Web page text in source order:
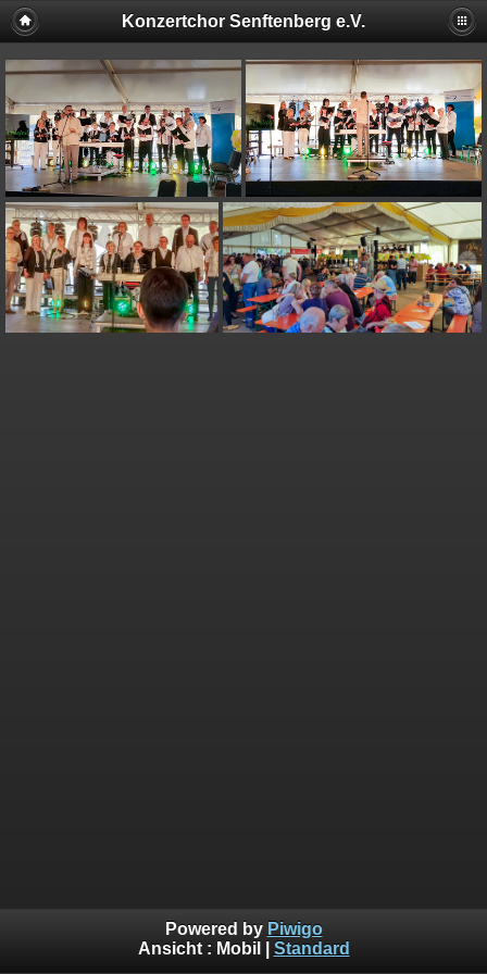
Konzertchor Senftenberg e.V.
Powered by Piwigo
Ansicht : Mobil Standard